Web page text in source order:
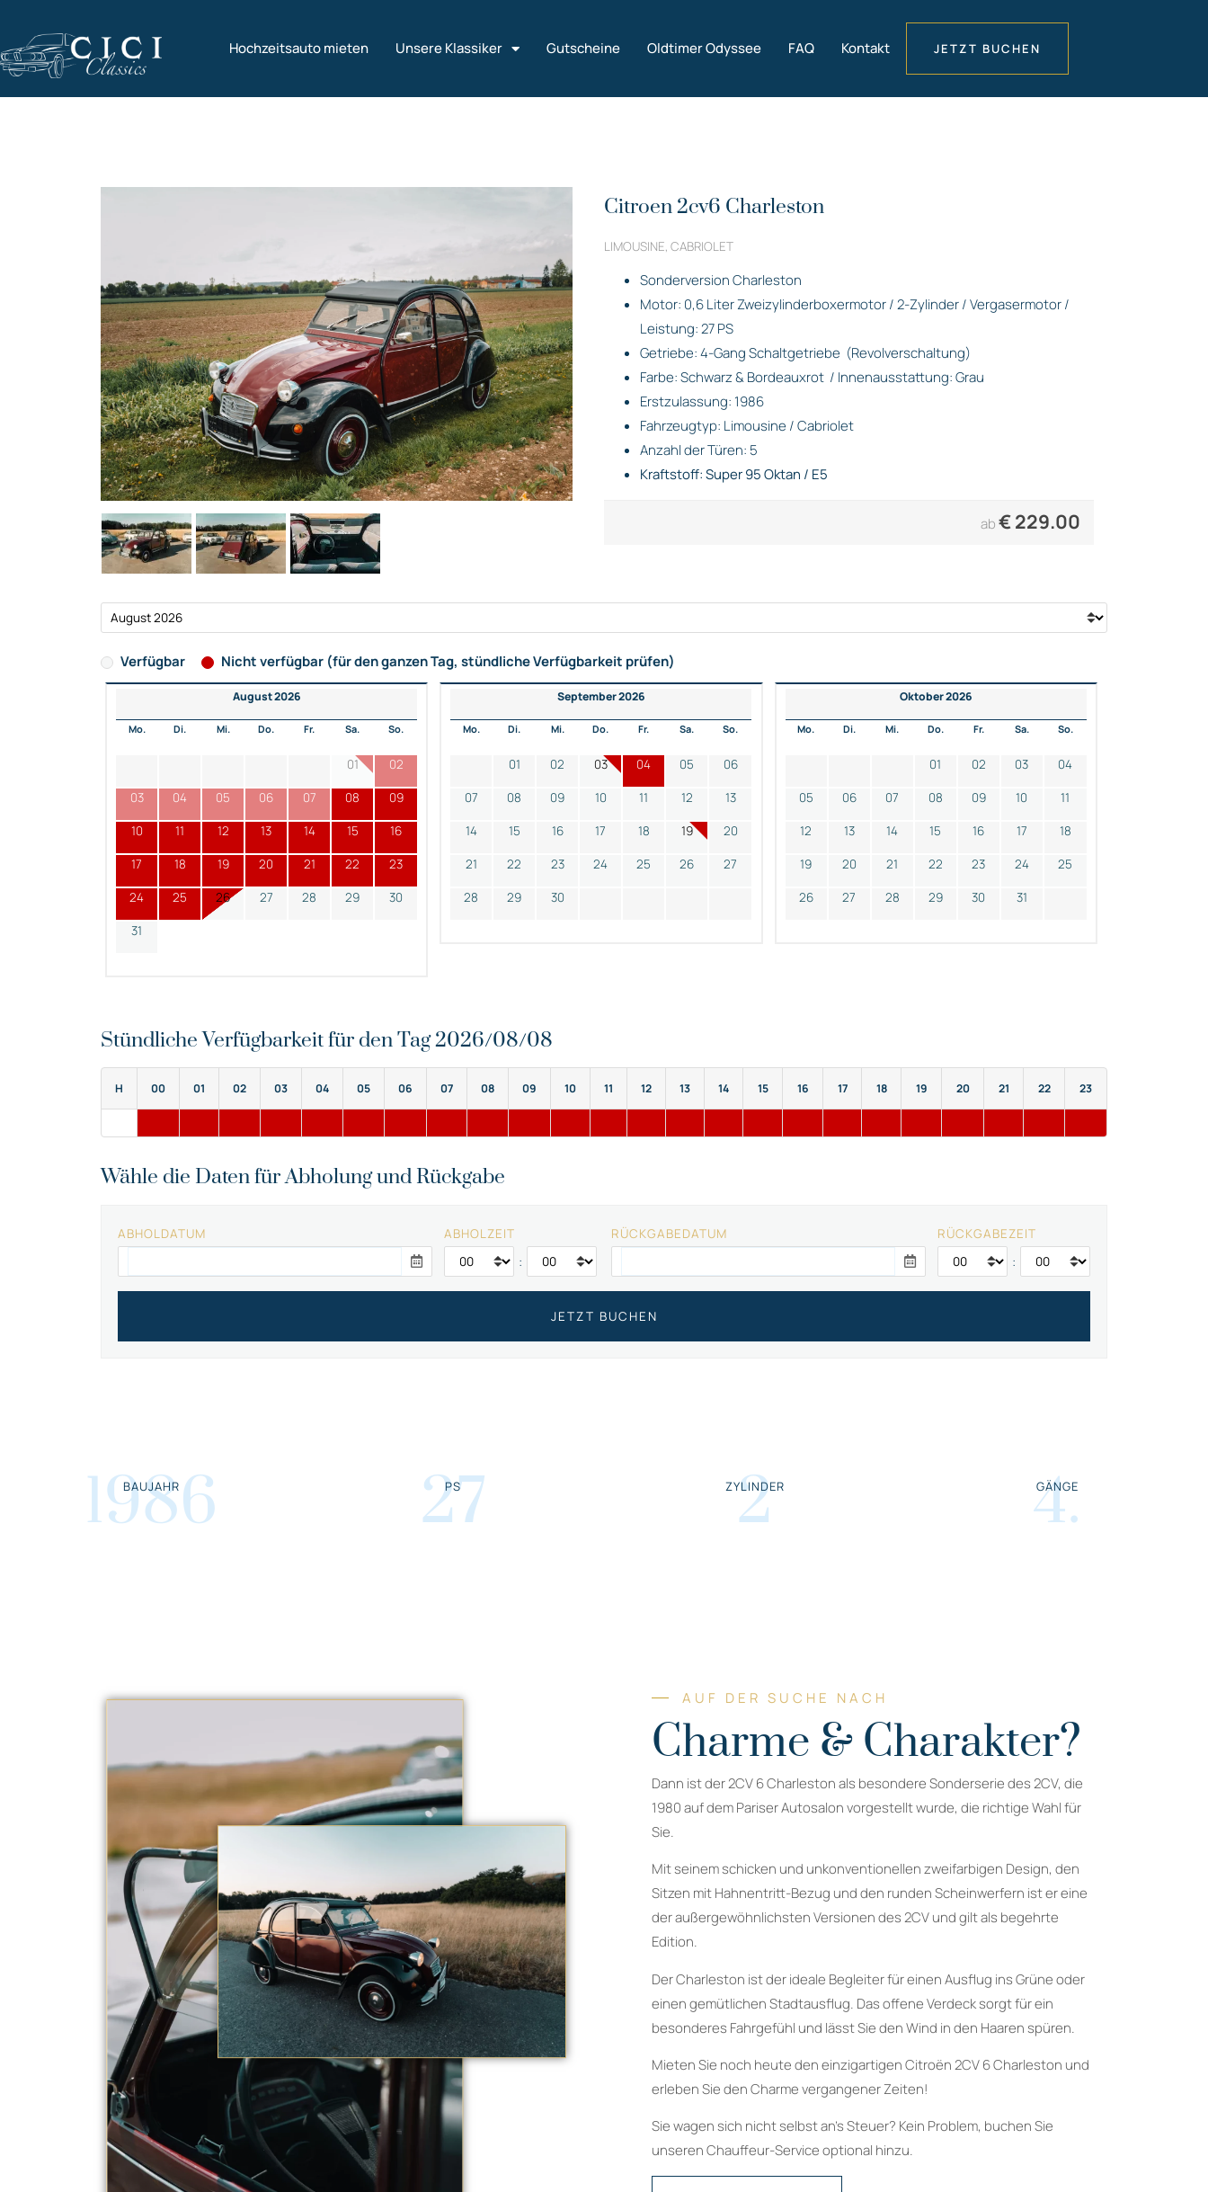
Hochzeitsauto mieten Unsere Klassiker Gutscheine Oldtimer Odyssee FAQ Kontakt JETZT BUCHEN
Citroen 2cv6 Charleston
LIMOUSINE, CABRIOLET
Sonderversion Charleston
Motor: 0,6 Liter Zweizylinderboxermotor / 2-Zylinder / Vergasermotor /
Leistung: 27 PS
Getriebe: 4-Gang Schaltgetriebe (Revolverschaltung)
Farbe: Schwarz & Bordeauxrot / Innenausstattung: Grau
Erstzulassung: 1986
Fahrzeugtyp: Limousine / Cabriolet
Anzahl der Türen: 5
Kraftstoff: Super 95 Oktan / E5
ab€229.00
Verfügbar Nicht verfügbar (für den ganzen Tag, stündliche Verfügbarkeit prüfen)
August 2026
Mo. Di. Mi. Do. Fr. Sa. So.
01 02
03 04 05 06 07 08 09
10 11 12 13 14 15 16
17 18 19 20 21 22 23
24 25 26 27 28 29 30
31
September 2026
Mo. Di. Mi. Do. Fr. Sa. So.
01 02 03 04 05 06
07 08 09 10 11 12 13
14 15 16 17 18 19 20
21 22 23 24 25 26 27
28 29 30
Oktober 2026
Mo. Di. Mi. Do. Fr. Sa. So.
01 02 03 04
05 06 07 08 09 10 11
12 13 14 15 16 17 18
19 20 21 22 23 24 25
26 27 28 29 30 31
Stündliche Verfügbarkeit für den Tag 2026/08/08
H 00 01 02 03 04 05 06 07 08 09 10 11 12 13 14 15 16 17 18 19 20 21 22 23
Wähle die Daten für Abholung und Rückgabe
ABHOLDATUM ABHOLZEIT
:
RÜCKGABEDATUM RÜCKGABEZEIT
:
1986
BAUJAHR 27
PS 2
ZYLINDER 4.
GÄNGE
AUF DER SUCHE NACH
Charme & Charakter?
Dann ist der 2CV 6 Charleston als besondere Sonderserie des 2CV, die
1980 auf dem Pariser Autosalon vorgestellt wurde, die richtige Wahl für
Sie.
Mit seinem schicken und unkonventionellen zweifarbigen Design, den
Sitzen mit Hahnentritt-Bezug und den runden Scheinwerfern ist er eine
der außergewöhnlichsten Versionen des 2CV und gilt als begehrte
Edition.
Der Charleston ist der ideale Begleiter für einen Ausflug ins Grüne oder
einen gemütlichen Stadtausflug. Das offene Verdeck sorgt für ein
besonderes Fahrgefühl und lässt Sie den Wind in den Haaren spüren.
Mieten Sie noch heute den einzigartigen Citroën 2CV 6 Charleston und
erleben Sie den Charme vergangener Zeiten!
Sie wagen sich nicht selbst an’s Steuer? Kein Problem, buchen Sie
unseren Chauffeur-Service optional hinzu.